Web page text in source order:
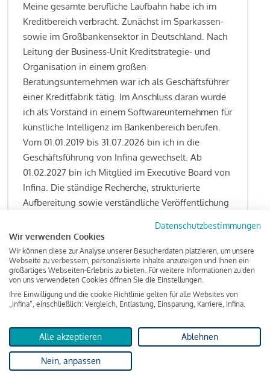
Meine gesamte berufliche Laufbahn habe ich im
Kreditbereich verbracht. Zunächst im Sparkassen-
sowie im Großbankensektor in Deutschland. Nach
Leitung der Business-Unit Kreditstrategie- und
Organisation in einem großen
Beratungsunternehmen war ich als Geschäftsführer
einer Kreditfabrik tätig. Im Anschluss daran wurde
ich als Vorstand in einem Softwareunternehmen für
künstliche Intelligenz im Bankenbereich berufen.
Vom 01.01.2019 bis 31.07.2026 bin ich in die
Geschäftsführung von Infina gewechselt. Ab
01.02.2027 bin ich Mitglied im Executive Board von
Infina. Die ständige Recherche, strukturierte
Aufbereitung sowie verständliche Veröffentlichung
Kreditgeschäft gehören zu den wesentlichen
Schwerpunktsetzungen meiner Funktion.
Lesen Sie meine Finanzierungs-Tipps
KreditindexDas Wohnkredit Barometer
Datenschutzbestimmungen
Wir verwenden Cookies
Wir können diese zur Analyse unserer Besucherdaten platzieren, um unsere
Webseite zu verbessern, personalisierte Inhalte anzuzeigen und Ihnen ein
großartiges Webseiten-Erlebnis zu bieten. Für weitere Informationen zu den
von uns verwendeten Cookies öffnen Sie die Einstellungen.
Ihre Einwilligung und die cookie Richtlinie gelten für alle Websites von
„Infina“, einschließlich: Vergleich, Entlastung, Einsparung, Karriere, Infina.
Alle akzeptieren Ablehnen
Nein, anpassen